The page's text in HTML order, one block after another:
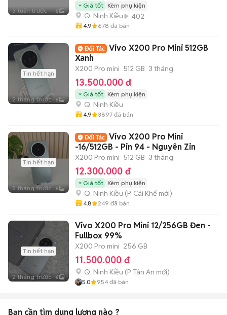
3 tuần trước 6
Giá tốt Kèm phụ kiện
Q. Ninh Kiều 402
4.9 678 đã bán
Tin hết hạn
2 tháng trước 6
Vivo X200 Pro Mini 512GB
Xanh
X200 Pro mini 512 GB 3 tháng
13.500.000 đ
Giá tốt Kèm phụ kiện
Q. Ninh Kiều
4.9 3897 đã bán
Tin hết hạn
2 tháng trước 6
Vivo X200 Pro Mini
-16/512GB - Pin 94 - Nguyên Zin
X200 Pro mini 512 GB 3 tháng
12.300.000 đ
Giá tốt Kèm phụ kiện
Q. Ninh Kiều (P. Cái Khế mới)
4.8 249 đã bán
Tin hết hạn
2 tháng trước 6
Vivo X200 Pro Mini 12/256GB Đen -
Fullbox 99%
X200 Pro mini 256 GB
11.500.000 đ
Q. Ninh Kiều (P. Tân An mới)
5.0 954 đã bán
Bạn cần tìm dung lượng nào ?